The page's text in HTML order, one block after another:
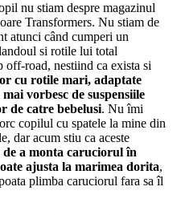
nu stiam despre magazinul
Transformers. Nu stiam de
atunci când cumperi un
si rotile lui total
off-road, nestiind ca exista si
cu rotile mari, adaptate
vorbesc de suspensiile
de catre bebelusi. Nu îmi
copilul cu spatele la mine din
dar acum stiu ca aceste
a monta caruciorul în
ajusta la marimea dorita,
plimba caruciorul fara sa îl